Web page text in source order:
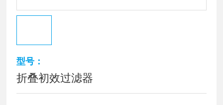
型号：
折叠初效过滤器